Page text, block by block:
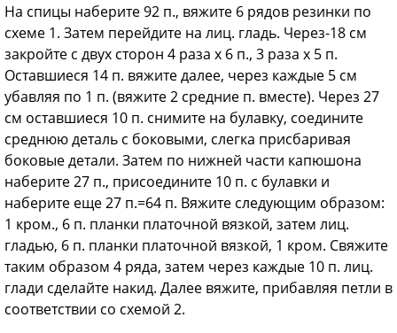
На спицы наберите 92 п., вяжите 6 рядов резинки по
схеме 1. Затем перейдите на лиц. гладь. Через-18 см
закройте с двух сторон 4 раза х 6 п., 3 раза х 5 п.
Оставшиеся 14 п. вяжите далее, через каждые 5 см
убавляя по 1 п. (вяжите 2 средние п. вместе). Через 27
см оставшиеся 10 п. снимите на булавку, соедините
среднюю деталь с боковыми, слегка присбаривая
боковые детали. Затем по нижней части капюшона
наберите 27 п., присоедините 10 п. с булавки и
наберите еще 27 п.=64 п. Вяжите следующим образом:
1 кром., 6 п. планки платочной вязкой, затем лиц.
гладью, 6 п. планки платочной вязкой, 1 кром. Свяжите
таким образом 4 ряда, затем через каждые 10 п. лиц.
глади сделайте накид. Далее вяжите, прибавляя петли в
соответствии со схемой 2.